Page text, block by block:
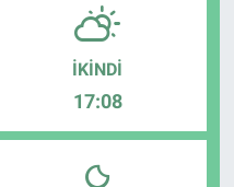
İKINDI
17:08